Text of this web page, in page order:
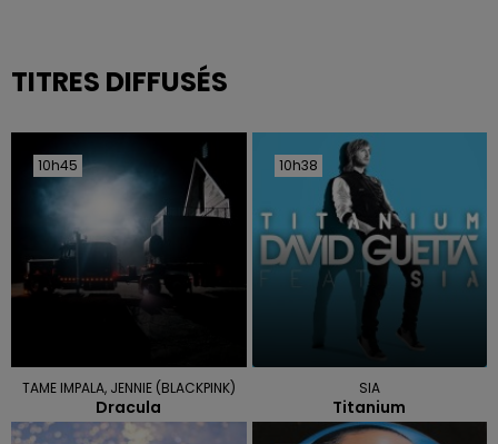
TITRES DIFFUSÉS
10h45
10h45
TAME IMPALA, JENNIE (BLACKPINK)
Dracula
10h38
10h38
SIA
Titanium